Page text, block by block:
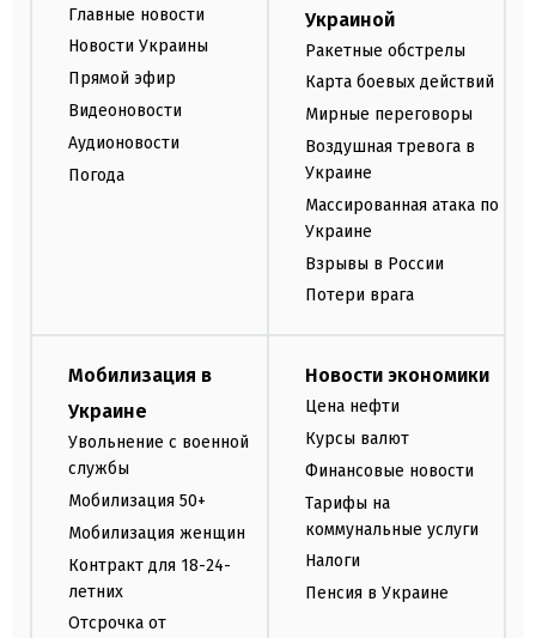
Главные новости
Новости Украины
Прямой эфир
Видеоновости
Аудионовости
Погода
Украиной
Ракетные обстрелы
Карта боевых действий
Мирные переговоры
Воздушная тревога в
Украине
Массированная атака по
Украине
Взрывы в России
Потери врага
Мобилизация в
Украине
Увольнение с военной
службы
Мобилизация 50+
Мобилизация женщин
Контракт для 18-24-
летних
Отсрочка от
Новости экономики
Цена нефти
Курсы валют
Финансовые новости
Тарифы на
коммунальные услуги
Налоги
Пенсия в Украине